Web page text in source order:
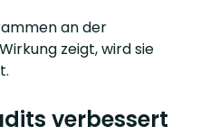
an der
zeigt, wird sie
verbessert